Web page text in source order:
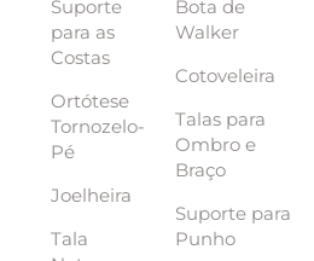
Suporte
para as
Costas
Ortótese
Tornozelo-
Pé
Joelheira
Tala
Bota de
Walker
Cotoveleira
Talas para
Ombro e
Braço
Suporte para
Punho